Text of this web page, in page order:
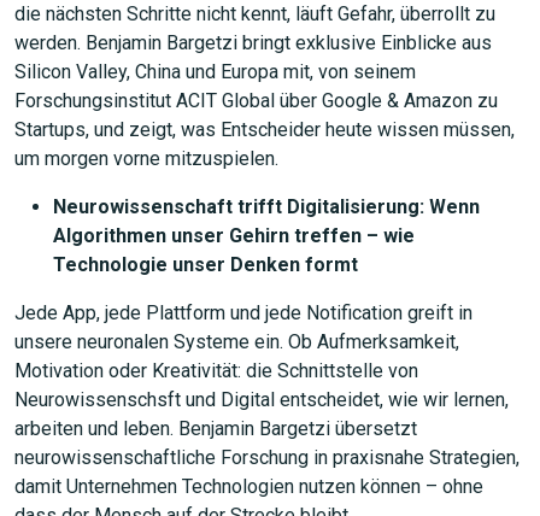
die nächsten Schritte nicht kennt, läuft Gefahr, überrollt zu
werden. Benjamin Bargetzi bringt exklusive Einblicke aus
Silicon Valley, China und Europa mit, von seinem
Forschungsinstitut ACIT Global über Google & Amazon zu
Startups, und zeigt, was Entscheider heute wissen müssen,
um morgen vorne mitzuspielen. ‎
Neurowissenschaft trifft Digitalisierung: Wenn
Algorithmen unser Gehirn treffen – wie
Technologie unser Denken formt
Jede App, jede Plattform und jede Notification greift in
unsere neuronalen Systeme ein. Ob Aufmerksamkeit,
Motivation oder Kreativität: die Schnittstelle von
Neurowissenschsft und Digital entscheidet, wie wir lernen,
arbeiten und leben. Benjamin Bargetzi übersetzt
neurowissenschaftliche Forschung in praxisnahe Strategien,
damit Unternehmen Technologien nutzen können – ohne